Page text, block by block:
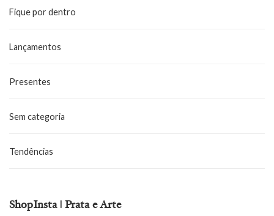
Fique por dentro
Lançamentos
Presentes
Sem categoria
Tendências
ShopInsta | Prata e Arte